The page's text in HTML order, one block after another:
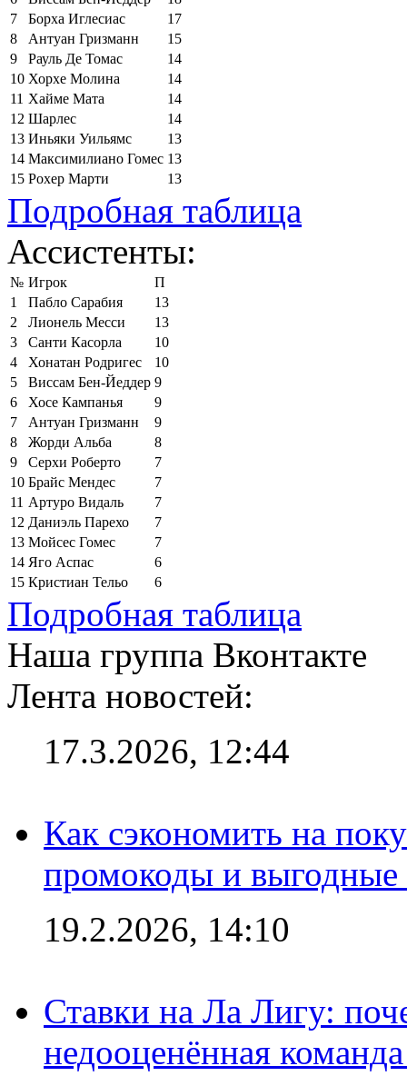
7
Борха Иглесиас
17
8
Антуан Гризманн
15
9
Рауль Де Томас
14
10 Хорхе Молина
14
11 Хайме Мата
14
12 Шарлес
14
13 Иньяки Уильямс
13
14 Максимилиано Гомес 13
15 Рохер Марти 13
Подробная таблица
Ассистенты:
№ Игрок
П
1
Пабло Сарабия
13
2
Лионель Месси
13
3
Санти Касорла
10
4
Хонатан Родригес
10
5
Виссам Бен-Йеддер 9
6
Хосе Кампанья
9
7
Антуан Гризманн
9
8
Жорди Альба
8
9
Серхи Роберто
7
10 Брайс Мендес
7
11 Артуро Видаль
7
12 Даниэль Парехо
7
13 Мойсес Гомес
7
14 Яго Аспас
6
15 Кристиан Тельо 6
Подробная таблица
Наша группа Вконтакте
Лента новостей:
17.3.2026, 12:44
Как сэкономить на
промокоды и выгодные
19.2.2026, 14:10
Ставки на Ла Лигу:
недооценённая